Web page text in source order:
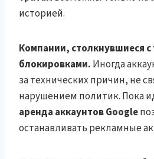
историей.
Компании, столкнувшиеся
блокировками. Иногда
за технических причин, не
нарушением политик. Пока
аренда аккаунтов Google
останавливать рекламные